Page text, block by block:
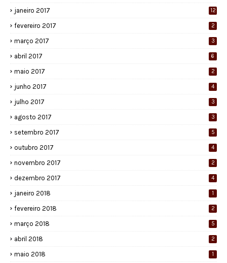
janeiro 2017 12
fevereiro 2017 2
março 2017 3
abril 2017 6
maio 2017 2
junho 2017 4
julho 2017 3
agosto 2017 3
setembro 2017 5
outubro 2017 4
novembro 2017 2
dezembro 2017 4
janeiro 2018 1
fevereiro 2018 2
março 2018 5
abril 2018 2
maio 2018 1